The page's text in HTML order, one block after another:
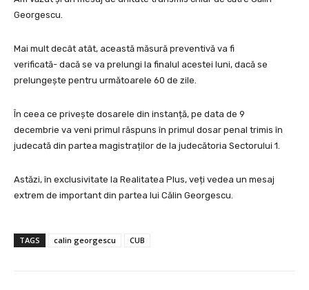
Georgescu.
Mai mult decât atât, această măsură preventivă va fi
verificată- dacă se va prelungi la finalul acestei luni, dacă se
prelungește pentru următoarele 60 de zile.
În ceea ce privește dosarele din instanță, pe data de 9
decembrie va veni primul răspuns în primul dosar penal trimis în
judecată din partea magistraților de la judecătoria Sectorului 1.
Astăzi, în exclusivitate la Realitatea Plus, veți vedea un mesaj
extrem de important din partea lui Călin Georgescu.
TAGS calin georgescu CUB